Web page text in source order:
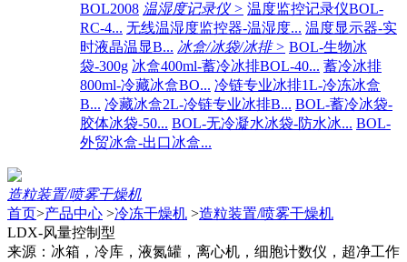
BOL2008 温湿度记录仪 > 温度监控记录仪BOL-
RC-4... 无线温湿度监控器-温湿度... 温度显示器-实
时液晶温显B... 冰盒/冰袋/冰排 > BOL-生物冰
袋-300g 冰盒400ml-蓄冷冰排BOL-40... 蓄冷冰排
800ml-冷藏冰盒BO... 冷链专业冰排1L-冷冻冰盒
B... 冷藏冰盒2L-冷链专业冰排B... BOL-蓄冷冰袋-
胶体冰袋-50... BOL-无冷凝水冰袋-防水冰... BOL-
外贸冰盒-出口冰盒...
造粒装置/喷雾干燥机
首页>产品中心 >冷冻干燥机 >造粒装置/喷雾干燥机
LDX-风量控制型
来源：冰箱，冷库，液氮罐，离心机，细胞计数仪，超净工作